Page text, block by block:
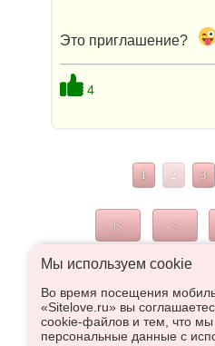
Это приглашение?
4
1 2 3
|< <
Что высказаться в
Мы используем сookie
Во время посещения
«Sitelove.ru» вы
cookie-файлов и тем, что
персональные данные с